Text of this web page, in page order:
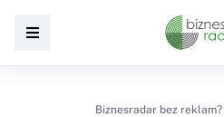
Biznesradar bez reklam?